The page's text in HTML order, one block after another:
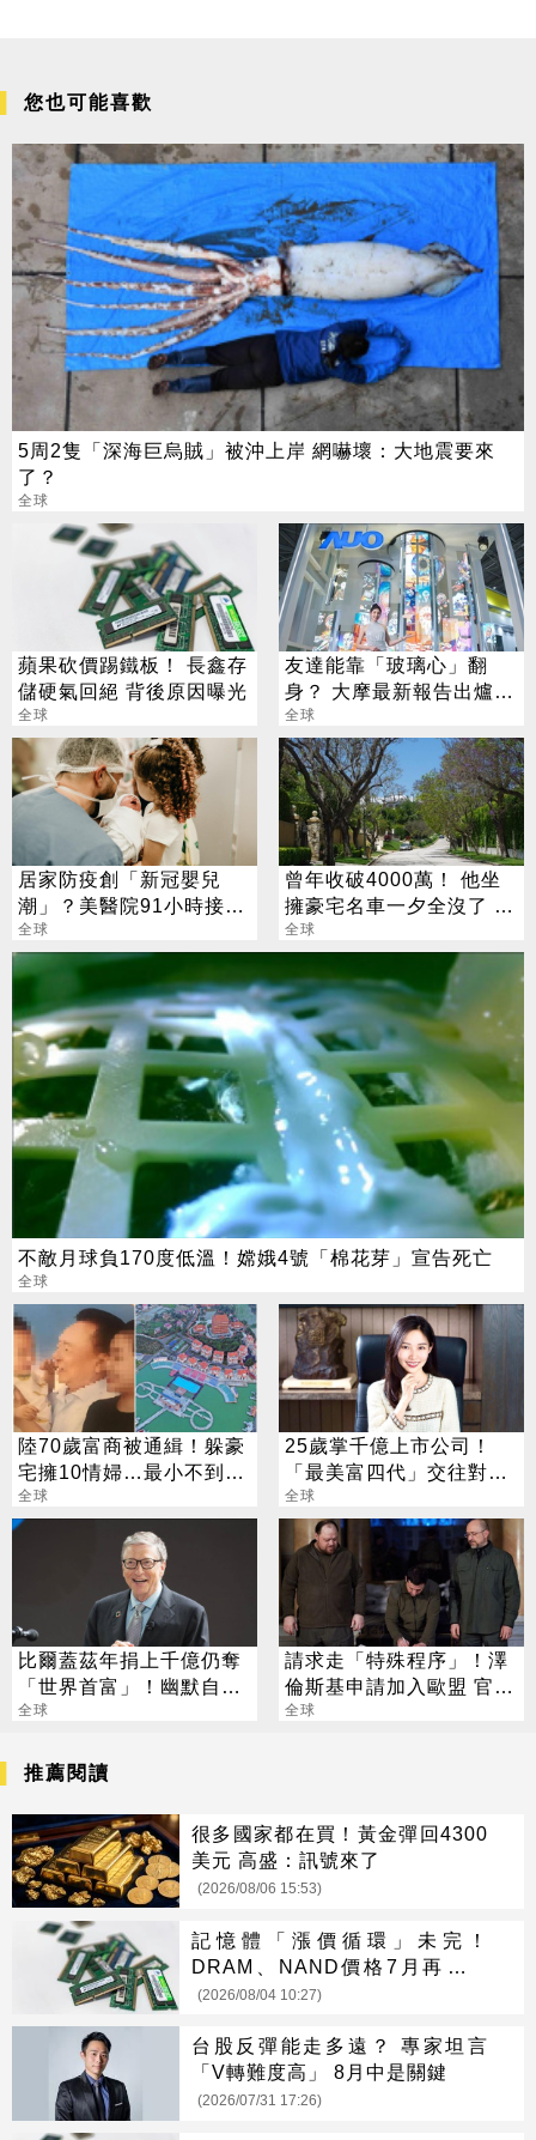
您也可能喜歡
5周2隻「深海巨烏賊」被沖上岸 網嚇壞：大地震要來
了？
全球
蘋果砍價踢鐵板！ 長鑫存
儲硬氣回絕 背後原因曝光
全球
友達能靠「玻璃心」翻
身？ 大摩最新報告出爐
目標價也曝光
全球
居家防疫創「新冠嬰兒
潮」？美醫院91小時接生
107寶寶
全球
曾年收破4000萬！ 他坐
擁豪宅名車一夕全沒了 卻
喊「比過去更快樂」
全球
不敵月球負170度低溫！嫦娥4號「棉花芽」宣告死亡
全球
陸70歲富商被通緝！躲豪
宅擁10情婦…最小不到20
歲
全球
25歲掌千億上市公司！
「最美富四代」交往對象
竟是他
全球
比爾蓋茲年捐上千億仍奪
「世界首富」！幽默自
嘲：捐錢不夠快
全球
請求走「特殊程序」！澤
倫斯基申請加入歐盟 官員
回應了
全球
推薦閱讀
很多國家都在買！黃金彈回4300
美元 高盛：訊號來了
(2026/08/06 15:53)
記憶體「漲價循環」未完！
DRAM、NAND價格7月再創新
高
(2026/08/04 10:27)
台股反彈能走多遠？ 專家坦言
「V轉難度高」 8月中是關鍵
(2026/07/31 17:26)